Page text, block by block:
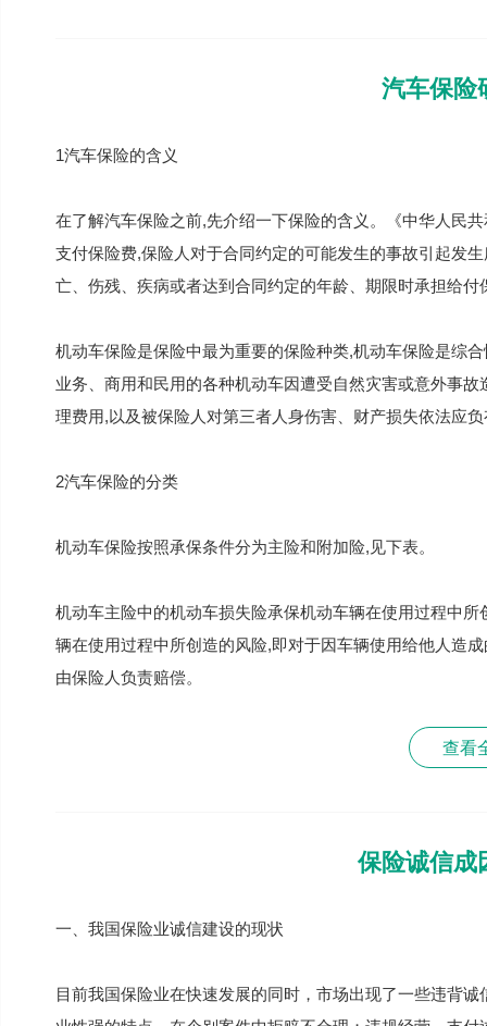
汽车保险
1汽车保险的含义
在了解汽车保险之前,先介绍一下保险的含义。《中华人民
支付保险费,保险人对于合同约定的可能发生的事故引起发
亡、伤残、疾病或者达到合同约定的年龄、期限时承担给
机动车保险是保险中最为重要的保险种类,机动车保险是综
业务、商用和民用的各种机动车因遭受自然灾害或意外事
理费用,以及被保险人对第三者人身伤害、财产损失依法应
2汽车保险的分类
机动车保险按照承保条件分为主险和附加险,见下表。
机动车主险中的机动车损失险承保机动车辆在使用过程中
辆在使用过程中所创造的风险,即对于因车辆使用给他人造
由保险人负责赔偿。
查看
保险诚信成
一、我国保险业诚信建设的现状
目前我国保险业在快速发展的同时，市场出现了一些违背